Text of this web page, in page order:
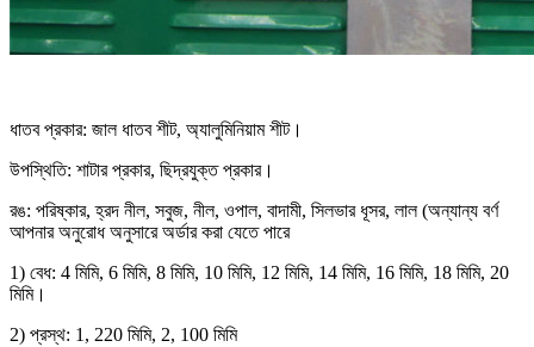
ধাতব প্রকার: জাল ধাতব শীট, অ্যালুমিনিয়াম শীট।
উপস্থিতি: শাটার প্রকার, ছিদ্রযুক্ত প্রকার।
রঙ: পরিষ্কার, হ্রদ নীল, সবুজ, নীল, ওপাল, বাদামী, সিলভার ধূসর, লাল (অন্যান্য বর্ণ
আপনার অনুরোধ অনুসারে অর্ডার করা যেতে পারে
1) বেধ: 4 মিমি, 6 মিমি, 8 মিমি, 10 মিমি, 12 মিমি, 14 মিমি, 16 মিমি, 18 মিমি, 20
মিমি।
2) প্রস্থ: 1, 220 মিমি, 2, 100 মিমি